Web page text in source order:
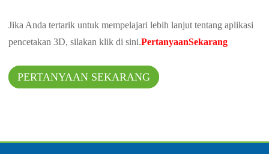
Jika Anda tertarik untuk mempelajari lebih lanjut tentang aplikasi
pencetakan 3D, silakan klik di sini.PertanyaanSekarang
PERTANYAAN SEKARANG